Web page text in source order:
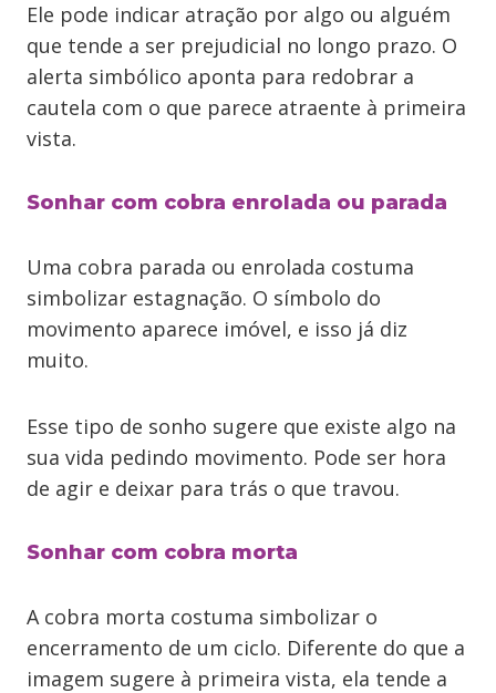
Ele pode indicar atração por algo ou alguém
que tende a ser prejudicial no longo prazo. O
alerta simbólico aponta para redobrar a
cautela com o que parece atraente à primeira
vista.
Sonhar com cobra enrolada ou parada
Uma cobra parada ou enrolada costuma
simbolizar estagnação. O símbolo do
movimento aparece imóvel, e isso já diz
muito.
Esse tipo de sonho sugere que existe algo na
sua vida pedindo movimento. Pode ser hora
de agir e deixar para trás o que travou.
Sonhar com cobra morta
A cobra morta costuma simbolizar o
encerramento de um ciclo. Diferente do que a
imagem sugere à primeira vista, ela tende a